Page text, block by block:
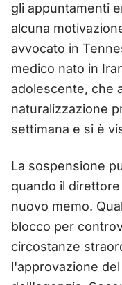
gli appuntamenti
alcuna
avvocato in
medico nato in
adolescente, che
naturalizzazione
settimana e si è
La sospensione
quando il
nuovo memo.
blocco per
circostanze
l'approvazione